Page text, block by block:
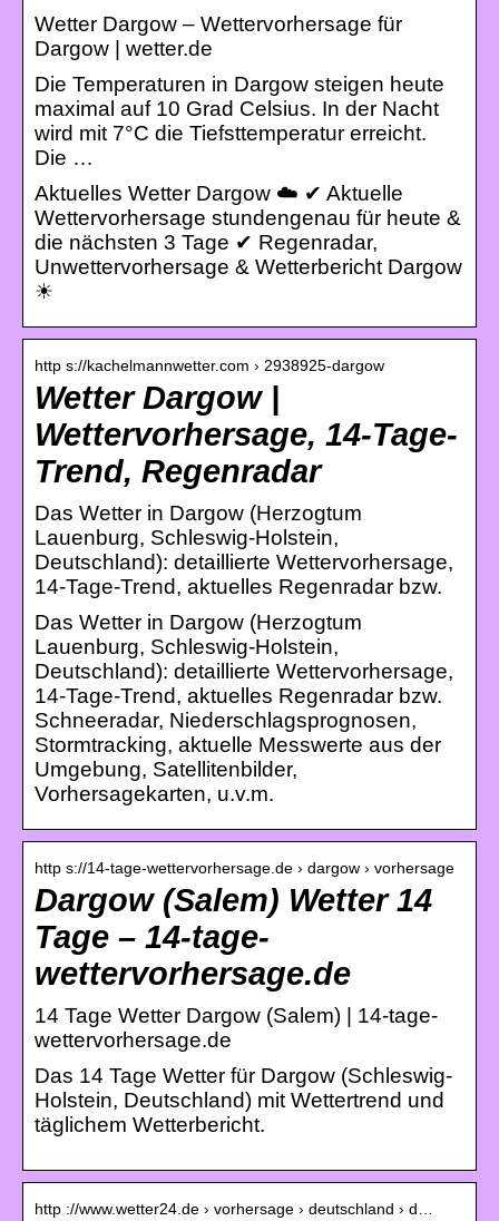
Wetter Dargow – Wettervorhersage für
Dargow | wetter.de
Die Temperaturen in Dargow steigen heute
maximal auf 10 Grad Celsius. In der Nacht
wird mit 7°C die Tiefsttemperatur erreicht.
Die …
Aktuelles Wetter Dargow ☁️ ✔ Aktuelle
Wettervorhersage stundengenau für heute &
die nächsten 3 Tage ✔ Regenradar,
Unwettervorhersage & Wetterbericht Dargow
☀
http s://kachelmannwetter.com › 2938925-dargow
Wetter Dargow |
Wettervorhersage, 14-Tage-
Trend, Regenradar
Das Wetter in Dargow (Herzogtum
Lauenburg, Schleswig-Holstein,
Deutschland): detaillierte Wettervorhersage,
14-Tage-Trend, aktuelles Regenradar bzw.
Das Wetter in Dargow (Herzogtum
Lauenburg, Schleswig-Holstein,
Deutschland): detaillierte Wettervorhersage,
14-Tage-Trend, aktuelles Regenradar bzw.
Schneeradar, Niederschlagsprognosen,
Stormtracking, aktuelle Messwerte aus der
Umgebung, Satellitenbilder,
Vorhersagekarten, u.v.m.
http s://14-tage-wettervorhersage.de › dargow › vorhersage
Dargow (Salem) Wetter 14
Tage – 14-tage-
wettervorhersage.de
14 Tage Wetter Dargow (Salem) | 14-tage-
wettervorhersage.de
Das 14 Tage Wetter für Dargow (Schleswig-
Holstein, Deutschland) mit Wettertrend und
täglichem Wetterbericht.
http ://www.wetter24.de › vorhersage › deutschland › d…